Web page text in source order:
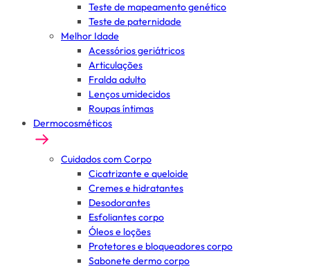
Teste de mapeamento genético
Teste de paternidade
Melhor Idade
Acessórios geriátricos
Articulações
Fralda adulto
Lenços umidecidos
Roupas íntimas
Dermocosméticos
Cuidados com Corpo
Cicatrizante e queloide
Cremes e hidratantes
Desodorantes
Esfoliantes corpo
Óleos e loções
Protetores e bloqueadores corpo
Sabonete dermo corpo